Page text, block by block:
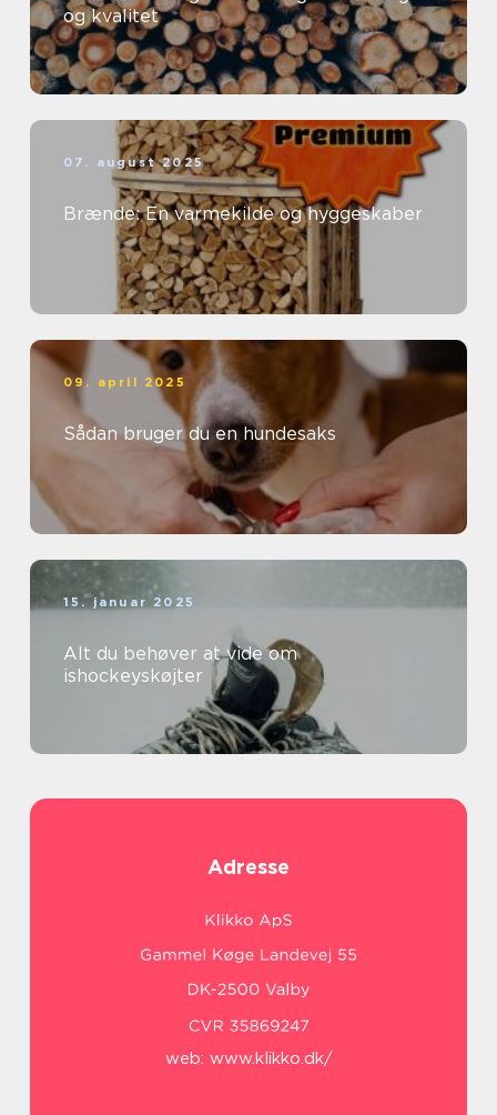
og kvalitet
07. august 2025
Brænde: En varmekilde og hyggeskaber
09. april 2025
Sådan bruger du en hundesaks
15. januar 2025
Alt du behøver at vide om
ishockeyskøjter
Adresse
web: www.klikko.dk/